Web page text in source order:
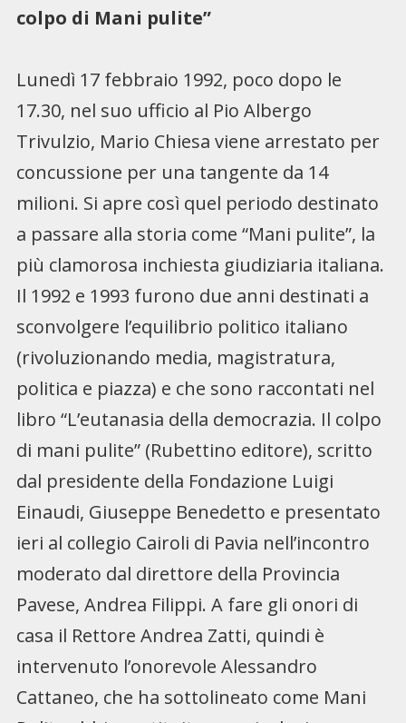
colpo di Mani pulite”
Lunedì 17 febbraio 1992, poco dopo le
17.30, nel suo ufficio al Pio Albergo
Trivulzio, Mario Chiesa viene arrestato per
concussione per una tangente da 14
milioni. Si apre così quel periodo destinato
a passare alla storia come “Mani pulite”, la
più clamorosa inchiesta giudiziaria italiana.
Il 1992 e 1993 furono due anni destinati a
sconvolgere l’equilibrio politico italiano
(rivoluzionando media, magistratura,
politica e piazza) e che sono raccontati nel
libro “L’eutanasia della democrazia. Il colpo
di mani pulite” (Rubettino editore), scritto
dal presidente della Fondazione Luigi
Einaudi, Giuseppe Benedetto e presentato
ieri al collegio Cairoli di Pavia nell’incontro
moderato dal direttore della Provincia
Pavese, Andrea Filippi. A fare gli onori di
casa il Rettore Andrea Zatti, quindi è
intervenuto l’onorevole Alessandro
Cattaneo, che ha sottolineato come Mani